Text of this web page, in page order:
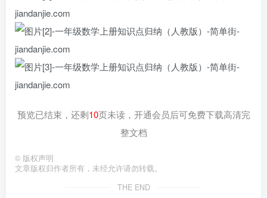
预览已结束，还剩10页未读，开通会员后可免费下载高清完
整文档
© 版权声明
文章版权归作者所有，未经允许请勿转载。
THE END